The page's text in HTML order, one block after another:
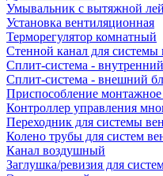
Умывальник с вытяжной
Установка вентиляционная
Терморегулятор комнатный
Стенной канал для системы
Сплит-система -
Сплит-система - внешний
Приспособление
Контроллер управления
Переходник для системы
Колено трубы для систем
Канал воздушный
Заглушка/ревизия для